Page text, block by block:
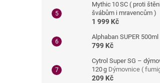
Mythic 10 SC ( proti
švábům i mravencům )
1 999 Kč
Alphaban SUPER 500ml
799 Kč
Cytrol Super SG –
120 g Dýmovnice (
209 Kč